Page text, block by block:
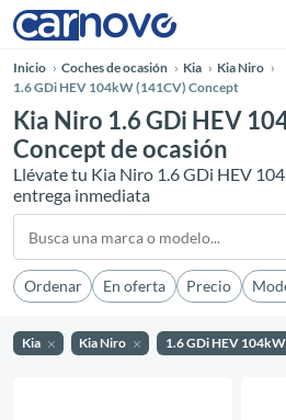
Inicio Coches de ocasión Kia
Kia Niro
1.6 GDi HEV 104kW (141CV) Concept
Kia Niro 1.6 GDi HEV
Concept de ocasión
Llévate tu Kia Niro 1.6 GDi HEV
entrega inmediata
Ordenar En oferta Precio
Kia Kia Niro 1.6 GDi HEV